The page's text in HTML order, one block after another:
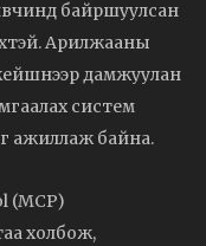
байршуулсан
Арилжааны
дамжуулан
систем
ажиллаж байна.
(MCP)
холбож,